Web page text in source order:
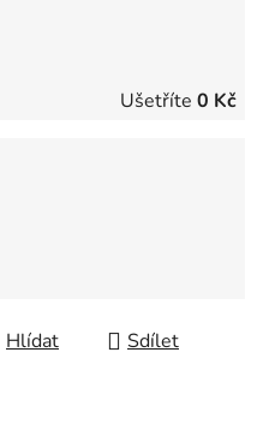
Ušetříte 0 Kč
Hlídat Sdílet